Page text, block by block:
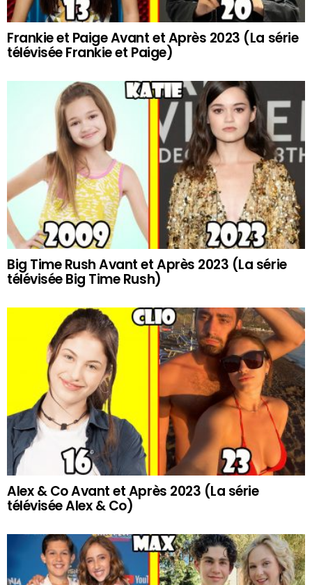
Frankie et Paige Avant et Après 2023 (La série
télévisée Frankie et Paige)
Big Time Rush Avant et Après 2023 (La série
télévisée Big Time Rush)
Alex & Co Avant et Après 2023 (La série
télévisée Alex & Co)